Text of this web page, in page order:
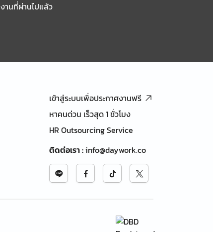
งานที่ผ่านไปแล้ว
เข้าสู่ระบบเพื่อประกาศงานฟรี
หาคนด่วน เร็วสุด 1 ชั่วโมง
HR Outsourcing Service
ติดต่อเรา:info@daywork.co